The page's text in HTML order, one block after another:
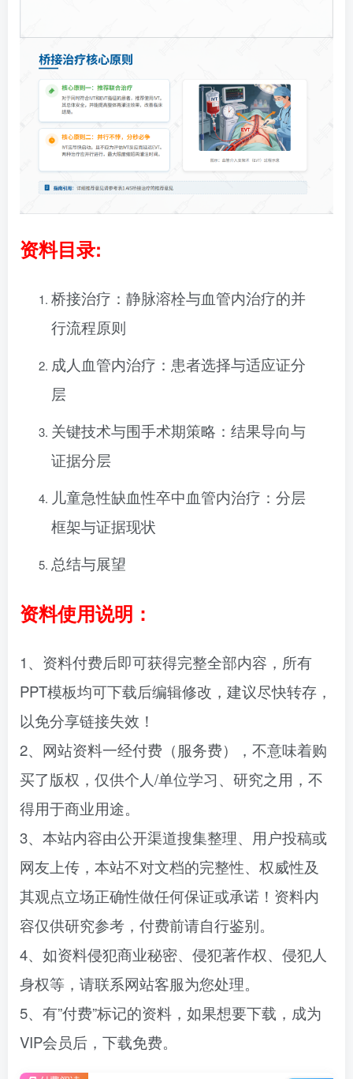
资料目录:
桥接治疗：静脉溶栓与血管内治疗的并
行流程原则
成人血管内治疗：患者选择与适应证分
层
关键技术与围手术期策略：结果导向与
证据分层
儿童急性缺血性卒中血管内治疗：分层
框架与证据现状
总结与展望
资料使用说明：
1、资料付费后即可获得完整全部内容，所有
PPT模板均可下载后编辑修改，建议尽快转存，
以免分享链接失效！
2、网站资料一经付费（服务费），不意味着购
买了版权，仅供个人/单位学习、研究之用，不
得用于商业用途。
3、本站内容由公开渠道搜集整理、用户投稿或
网友上传，本站不对文档的完整性、权威性及
其观点立场正确性做任何保证或承诺！资料内
容仅供研究参考，付费前请自行鉴别。
4、如资料侵犯商业秘密、侵犯著作权、侵犯人
身权等，请联系网站客服为您处理。
5、有”付费”标记的资料，如果想要下载，成为
VIP会员后，下载免费。